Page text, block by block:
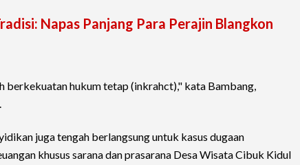
Napas Panjang Para Perajin Blangkon
berkekuatan hukum tetap (inkrahct)," kata Bambang,
juga tengah berlangsung untuk kasus dugaan
khusus sarana dan prasarana Desa Wisata Cibuk Kidul